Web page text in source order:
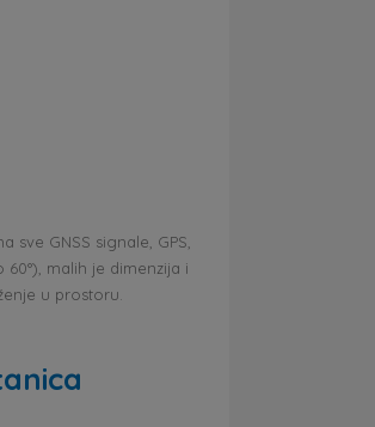
sve GNSS signale, GPS,
60°), malih je dimenzija i
u prostoru.